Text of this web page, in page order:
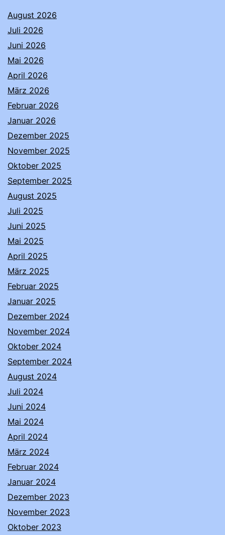
August 2026
Juli 2026
Juni 2026
Mai 2026
April 2026
März 2026
Februar 2026
Januar 2026
Dezember 2025
November 2025
Oktober 2025
September 2025
August 2025
Juli 2025
Juni 2025
Mai 2025
April 2025
März 2025
Februar 2025
Januar 2025
Dezember 2024
November 2024
Oktober 2024
September 2024
August 2024
Juli 2024
Juni 2024
Mai 2024
April 2024
März 2024
Februar 2024
Januar 2024
Dezember 2023
November 2023
Oktober 2023